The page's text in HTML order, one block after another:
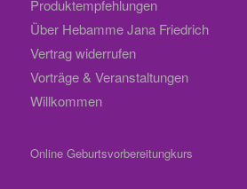
Produktempfehlungen
Über Hebamme Jana Friedrich
Vertrag widerrufen
Vorträge & Veranstaltungen
Willkommen
Online Geburtsvorbereitungkurs